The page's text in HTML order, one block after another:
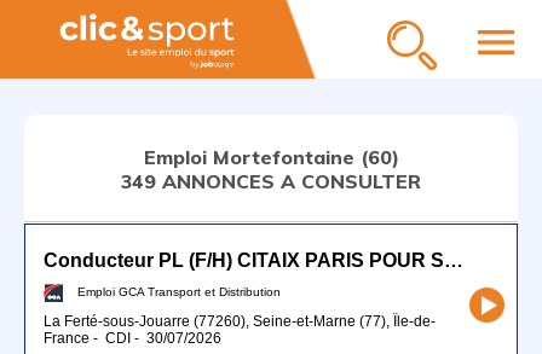
menu
Emploi Mortefontaine (60)
349 ANNONCES A CONSULTER
Conducteur PL (F/H) CITAIX PARIS POUR SEPTEMBRE 2026
Emploi GCA Transport et Distribution
La Ferté-sous-Jouarre (77260), Seine-et-Marne (77), Île-de-
France - CDI - 30/07/2026